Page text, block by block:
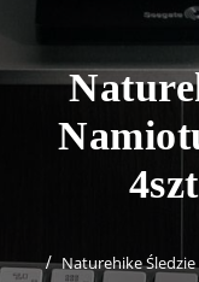
Naturehike